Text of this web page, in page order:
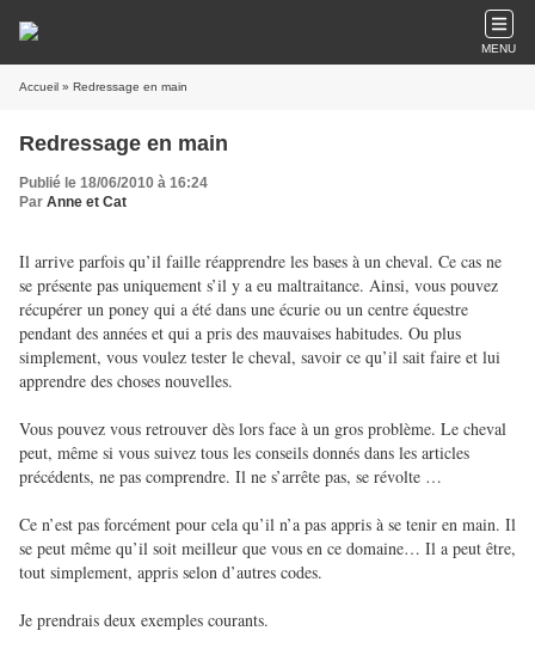
MENU
Accueil » Redressage en main
Redressage en main
Publié le 18/06/2010 à 16:24
Par Anne et Cat
Il arrive parfois qu’il faille réapprendre les bases à un cheval. Ce cas ne
se présente pas uniquement s’il y a eu maltraitance. Ainsi, vous pouvez
récupérer un poney qui a été dans une écurie ou un centre équestre
pendant des années et qui a pris des mauvaises habitudes. Ou plus
simplement, vous voulez tester le cheval, savoir ce qu’il sait faire et lui
apprendre des choses nouvelles.
Vous pouvez vous retrouver dès lors face à un gros problème. Le cheval
peut, même si vous suivez tous les conseils donnés dans les articles
précédents, ne pas comprendre. Il ne s’arrête pas, se révolte …
Ce n’est pas forcément pour cela qu’il n’a pas appris à se tenir en main. Il
se peut même qu’il soit meilleur que vous en ce domaine… Il a peut être,
tout simplement, appris selon d’autres codes.
Je prendrais deux exemples courants.